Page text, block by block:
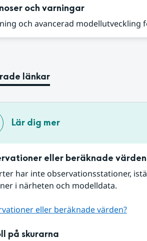
och varningar
och avancerad modellutveckling
länkar
Lär dig mer
eller beräknade
har inte observationsstationer,
i närheten och modelldata.
eller beräknade värden?
på skurarna